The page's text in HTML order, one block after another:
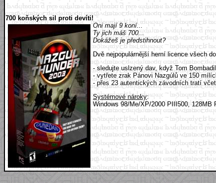
700 koňských sil proti devíti!
Oni mají 9 koní...
Ty jich máš 700...
Dokážeš je předstihnout?
Dvě nejpopulárnější herní licence všech
- sledujte uslzený dav, když Tom
- vytřete zrak Pánovi Nazgúlů ve 150
- přes 23 autentických závodních tratí
Systémové nároky:
Windows 98/Me/XP/2000 PIII500,